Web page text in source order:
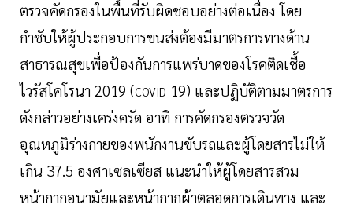
ตรวจคัดกรองในพื้นที่รับผิดชอบอย่างต่อเนื่อง โดย
กำชับให้ผู้ประกอบการขนส่งต้องมีมาตรการทางด้าน
สาธารณสุขเพื่อป้องกันการแพร่บาดของโรคติดเชื้อ
ไวรัสโคโรนา 2019 (COVID-19) และปฏิบัติตามมาตรการ
ดังกล่าวอย่างเคร่งครัด อาทิ การคัดกรองตรวจวัด
อุณหภูมิร่างกายของพนักงานขับรถและผู้โดยสารไม่ให้
เกิน 37.5 องศาเซลเซียส แนะนำให้ผู้โดยสารสวม
หน้ากากอนามัยและหน้ากากผ้าตลอดการเดินทาง และ